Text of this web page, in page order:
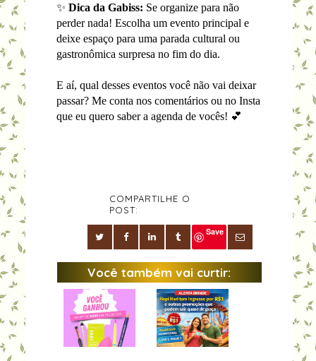
✨ Dica da Gabiss: Se organize para não
perder nada! Escolha um evento principal e
deixe espaço para uma parada cultural ou
gastronômica surpresa no fim do dia.
E aí, qual desses eventos você não vai deixar
passar? Me conta nos comentários ou no Insta
que eu quero saber a agenda de vocês! 💕
COMPARTILHE O
POST:
Save
Você também vai curtir: